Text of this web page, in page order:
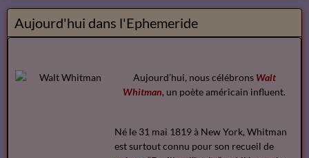
Aujourd'hui dans l'Ephemeride
Aujourd’hui, nous célébrons Walt
Whitman, un poète américain influent.
Né le 31 mai 1819 à New York, Whitman
est surtout connu pour son recueil de